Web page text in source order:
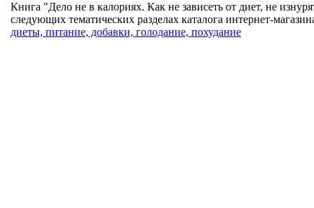
Книга "Дело не в калориях. Как не зависеть от диет, не
следующих тематических разделах каталога интернет-
диеты, питание, добавки, голодание, похудание